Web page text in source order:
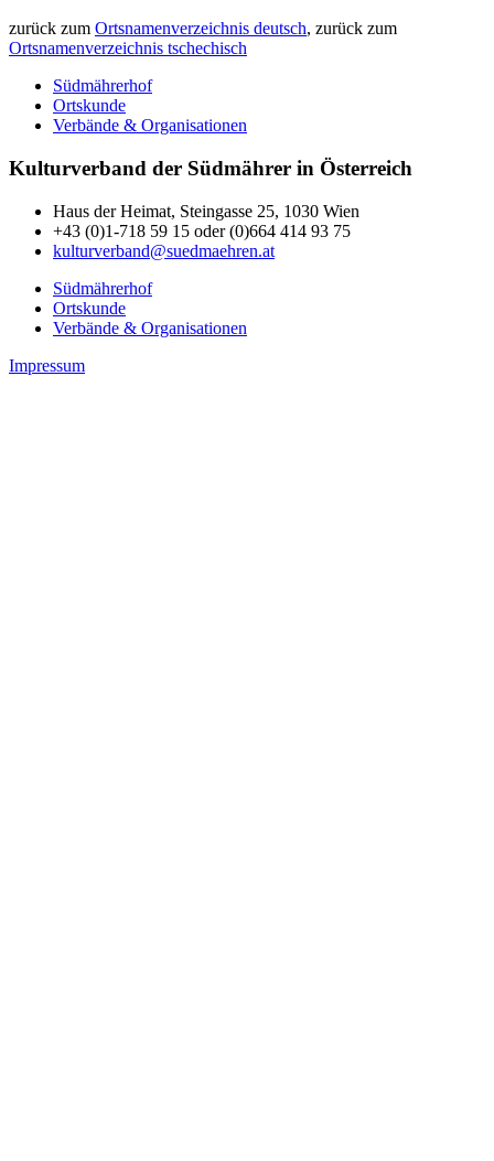
zurück zum Ortsnamenverzeichnis deutsch, zurück zum
Ortsnamenverzeichnis tschechisch
Südmährerhof
Ortskunde
Verbände & Organisationen
Kulturverband der Südmährer in Österreich
Haus der Heimat, Steingasse 25, 1030 Wien
+43 (0)1-718 59 15 oder (0)664 414 93 75
kulturverband@suedmaehren.at
Südmährerhof
Ortskunde
Verbände & Organisationen
Impressum